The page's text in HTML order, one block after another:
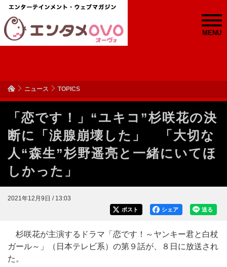
MENU
ニュース TOPICS
「恋です！」“ユキコ”杉咲花の決
断に「涙腺崩壊した」 「大切な
人“森生”杉野遥亮と一緒にいてほ
しかった」
2021年12月9日 / 13:03
送る
シェア
ポスト
杉咲花が主演するドラマ「恋です！～ヤンキー君と白杖
ガール～」（日本テレビ系）の第９話が、８日に放送され
た。